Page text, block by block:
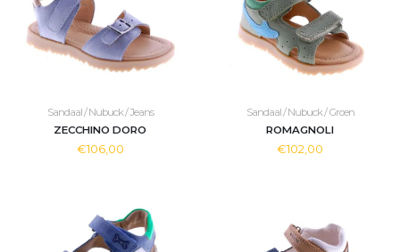
Sandaal / Nubuck / Jeans
ZECCHINO DORO
€106,00
Sandaal / Nubuck / Groen
ROMAGNOLI
€102,00